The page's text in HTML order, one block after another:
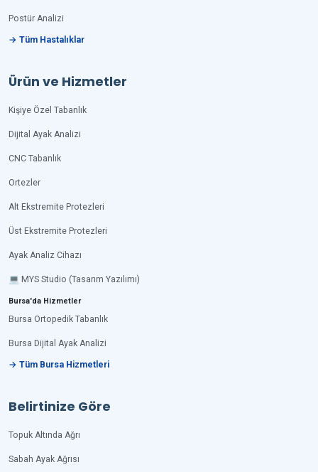
Postür Analizi
→ Tüm Hastalıklar
Ürün ve Hizmetler
Kişiye Özel Tabanlık
Dijital Ayak Analizi
CNC Tabanlık
Ortezler
Alt Ekstremite Protezleri
Üst Ekstremite Protezleri
Ayak Analiz Cihazı
💻 MYS Studio (Tasarım Yazılımı)
Bursa'da Hizmetler
Bursa Ortopedik Tabanlık
Bursa Dijital Ayak Analizi
→ Tüm Bursa Hizmetleri
Belirtinize Göre
Topuk Altında Ağrı
Sabah Ayak Ağrısı